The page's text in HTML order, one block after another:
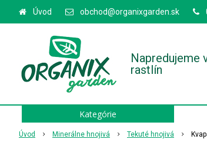
Napredujeme
rastlín
Úvod obchod@organixgarden.sk
Úvod Minerálne hnojivá Tekuté hnojivá
Kategórie